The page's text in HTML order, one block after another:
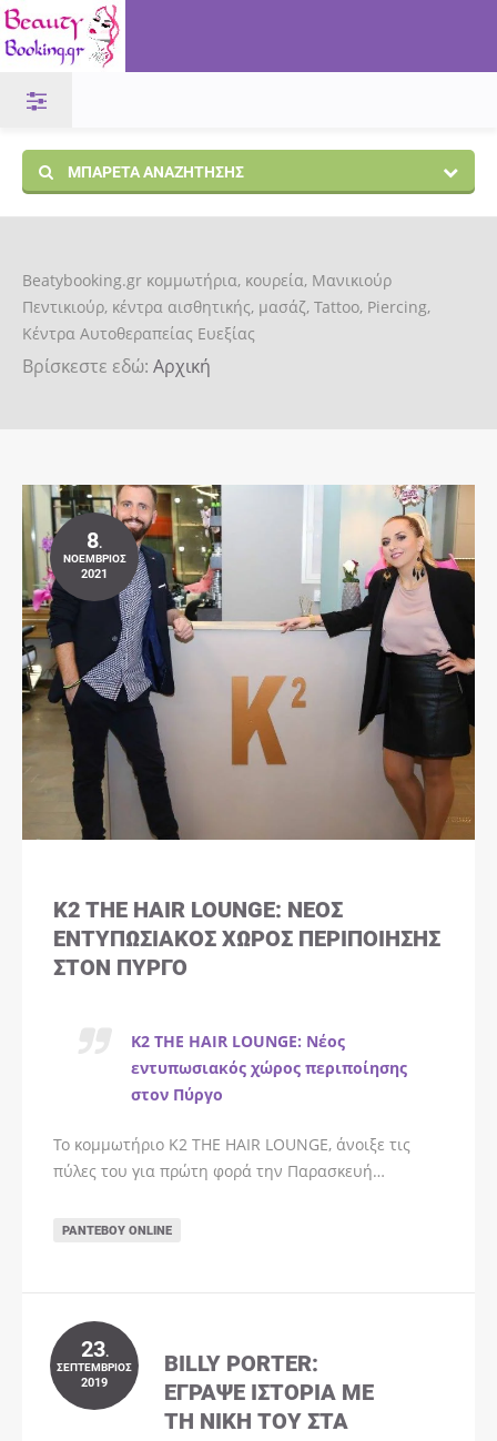
ΜΠΑΡΈΤΑ ΑΝΑΖΉΤΗΣΗΣ
Beatybooking.gr κομμωτήρια, κουρεία, Μανικιούρ
Πεντικιούρ, κέντρα αισθητικής, μασάζ, Tattoo, Piercing,
Κέντρα Αυτοθεραπείας Ευεξίας
Βρίσκεστε εδώ: Αρχική
8.
ΝΟΈΜΒΡΙΟΣ
2021
K2 THE HAIR LOUNGE: ΝΈΟΣ
ΕΝΤΥΠΩΣΙΑΚΌΣ ΧΏΡΟΣ ΠΕΡΙΠΟΊΗΣΗΣ
ΣΤΟΝ ΠΎΡΓΟ
K2 THE HAIR LOUNGE: Νέος
εντυπωσιακός χώρος περιποίησης
στον Πύργο
Το κομμωτήριο K2 THE HAIR LOUNGE, άνοιξε τις
πύλες του για πρώτη φορά την Παρασκευή…
ΡΑΝΤΕΒΟΎ ONLINE
23.
ΣΕΠΤΈΜΒΡΙΟΣ
2019
BILLY PORTER:
ΈΓΡΑΨΕ ΙΣΤΟΡΊΑ ΜΕ
ΤΗ ΝΊΚΗ ΤΟΥ ΣΤΑ